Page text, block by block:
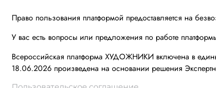
Право пользования платформой предоставляется на
У вас есть вопросы или предложения по работе
Всероссийская платформа ХУДОЖНИКИ включена в
18.06.2026 произведена на основании решения